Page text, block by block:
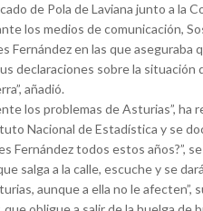
de Pola de Laviana junto a la
los medios de comunicación,
Fernández en las que
declaraciones sobre la
añadió.
los problemas de Asturias”, ha
Nacional de Estadística y se
Fernández todos estos años?”,
salga a la calle, escuche y se
aunque a ella no le afecten”,